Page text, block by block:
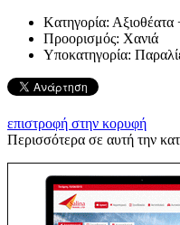
Kατηγορία: Αξιοθέατα
Προορισμός: Χανιά
Υποκατηγορία:
επιστροφή στην κορυφή
Περισσότερα σε αυτή την